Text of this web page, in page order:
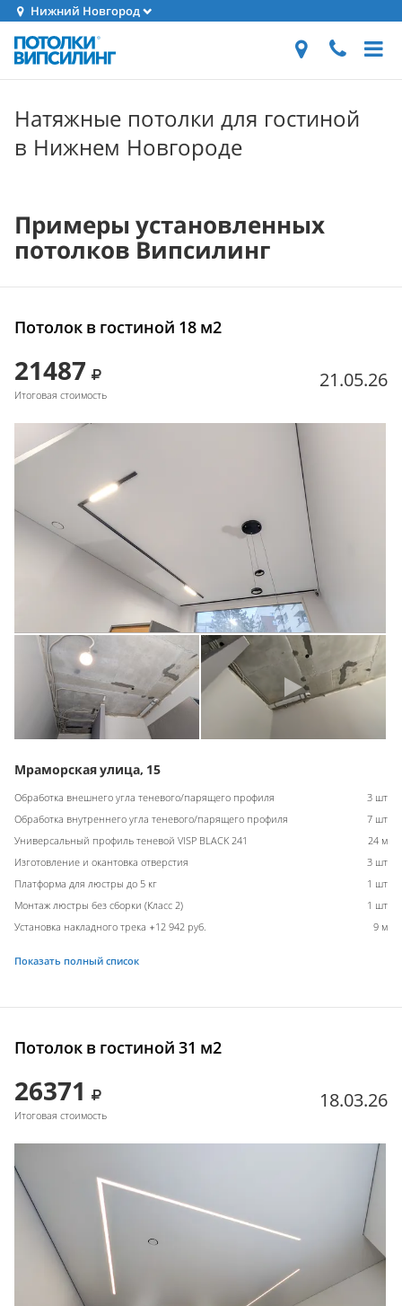
Нижний Новгород
Натяжные потолки для гостиной
в Нижнем Новгороде
Примеры установленных
потолков Випсилинг
Потолок в гостиной 18 м2
21487
Итоговая стоимость
21.05.26
Мраморская улица, 15
Обработка внешнего угла теневого/парящего профиля
3 шт
Обработка внутреннего угла теневого/парящего профиля
7 шт
Универсальный профиль теневой VISP BLACK 241
24 м
Изготовление и окантовка отверстия
3 шт
Платформа для люстры до 5 кг
1 шт
Монтаж люстры без сборки (Класс 2)
1 шт
Установка накладного трека +12 942 руб.
9 м
Показать полный список
Потолок в гостиной 31 м2
26371
Итоговая стоимость
18.03.26